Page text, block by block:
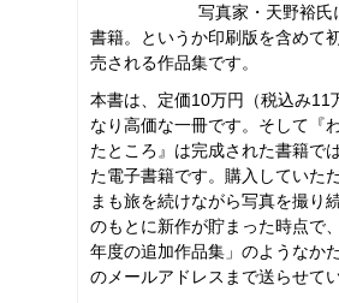
写真家・天野裕氏
書籍。というか印刷版を含めて
売される作品集です。
本書は、定価10万円（税込み11
なり高価な一冊です。そして『
たところ』は完成された書籍で
た電子書籍です。購入していた
まも旅を続けながら写真を撮り
のもとに新作が貯まった時点で
年度の追加作品集」のようなか
のメールアドレスまで送らせて